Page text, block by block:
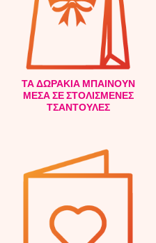
ΤΑ ΔΩΡΑΚΙΑ ΜΠΑΙΝΟΥΝ
ΜΕΣΑ ΣΕ ΣΤΟΛΙΣΜΕΝΕΣ
ΤΣΑΝΤΟΥΛΕΣ